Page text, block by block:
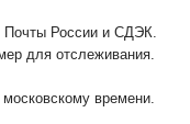
Почты России и СДЭК.
для отслеживания.
времени.